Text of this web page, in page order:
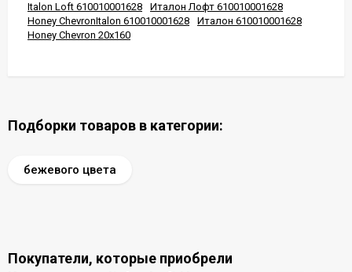
Italon Loft 610010001628
Италон Лофт 610010001628
Honey ChevronItalon 610010001628
Италон 610010001628
Honey Chevron 20x160
Подборки товаров в категории:
бежевого цвета
Покупатели, которые приобрели